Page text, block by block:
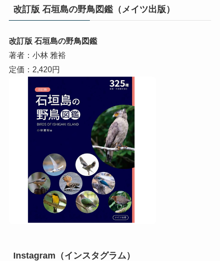
改訂版 石垣島の野鳥図鑑（メイツ出版）
改訂版 石垣島の野鳥図鑑
著者：小林 雅裕
定価：2,420円
Instagram（インスタグラム）